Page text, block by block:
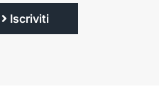
Iscriviti